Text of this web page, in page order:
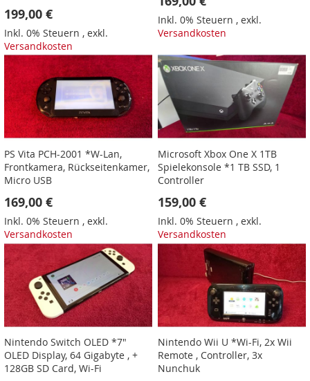
199,00 €
Inkl. 0% Steuern , exkl.
Versandkosten
Inkl. 0% Steuern ,exkl.
Versandkosten
PS Vita PCH-2001 *W-Lan,
Frontkamera, Rückseitenkamer,
Micro USB
169,00 €
Inkl. 0% Steuern , exkl.
Versandkosten
Microsoft Xbox One X 1TB
Spielekonsole *1 TB SSD, 1
Controller
159,00 €
Inkl. 0% Steuern ,exkl.
Versandkosten
Nintendo Switch OLED *7"
OLED Display, 64 Gigabyte , +
128GB SD Card, Wi-Fi
Nintendo Wii U *Wi-Fi, 2x Wii
Remote , Controller, 3x
Nunchuk